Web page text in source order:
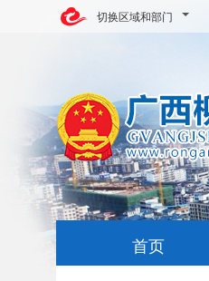
切换区域和部门
首页